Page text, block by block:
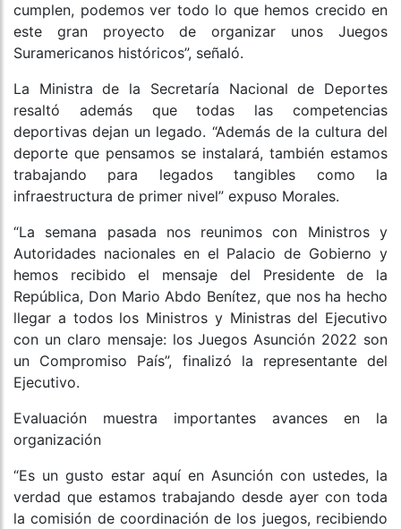
cumplen, podemos ver todo lo que hemos crecido en
este gran proyecto de organizar unos Juegos
Suramericanos históricos”, señaló.
La Ministra de la Secretaría Nacional de Deportes
resaltó además que todas las competencias
deportivas dejan un legado. “Además de la cultura del
deporte que pensamos se instalará, también estamos
trabajando para legados tangibles como la
infraestructura de primer nivel” expuso Morales.
“La semana pasada nos reunimos con Ministros y
Autoridades nacionales en el Palacio de Gobierno y
hemos recibido el mensaje del Presidente de la
República, Don Mario Abdo Benítez, que nos ha hecho
llegar a todos los Ministros y Ministras del Ejecutivo
con un claro mensaje: los Juegos Asunción 2022 son
un Compromiso País”, finalizó la representante del
Ejecutivo.
Evaluación muestra importantes avances en la
organización
“Es un gusto estar aquí en Asunción con ustedes, la
verdad que estamos trabajando desde ayer con toda
la comisión de coordinación de los juegos, recibiendo